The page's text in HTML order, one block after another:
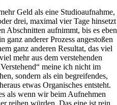
Geld als eine Studioaufnahme,
drei, maximal vier Tage hinsetzt
Abschnitten aufnimmt, bis es eben
ganz anderer Prozess angestoßen
ganz anderen Resultat, das viel
mehr aus dem verstehenden
meine ich nicht im
sondern als ein begreifendes,
etwas Organisches entsteht.
als wenn wir beim Aufnehmen